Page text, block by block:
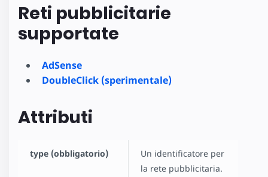
Reti pubblicitarie
supportate
AdSense
DoubleClick (sperimentale)
Attributi
type (obbligatorio)
Un identificatore per
la rete pubblicitaria.